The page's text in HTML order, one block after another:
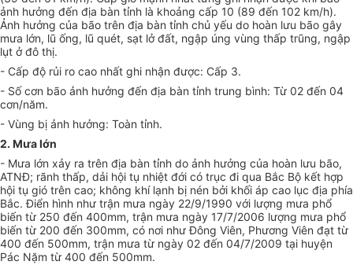
ảnh hưởng đến địa bàn tỉnh là khoảng cấp 10 (89 đến 102 km/h).
Ảnh hưởng của bão trên địa bàn tỉnh chủ yếu do hoàn lưu bão gây
mưa lớn, lũ ống, lũ quét, sạt lở đất, ngập úng vùng thấp trũng, ngập
lụt ở đô thị.
- Cấp độ rủi ro cao nhất ghi nhận được: Cấp 3.
- Số cơn bão ảnh hưởng đến địa bàn tỉnh trung bình: Từ 02 đến 04
cơn/năm.
- Vùng bị ảnh hưởng: Toàn tỉnh.
2. Mưa lớn
- Mưa lớn xảy ra trên địa bàn tỉnh do ảnh hưởng của hoàn lưu bão,
ATNĐ; rãnh thấp, dải hội tụ nhiệt đới có trục đi qua Bắc Bộ kết hợp
hội tụ gió trên cao; không khí lạnh bị nén bởi khối áp cao lục địa phía
Bắc. Điển hình như trận mưa ngày 22/9/1990 với lượng mưa phổ
biến từ 250 đến 400mm, trận mưa ngày 17/7/2006 lượng mưa phổ
biến từ 200 đến 300mm, có nơi như Đông Viên, Phương Viên đạt từ
400 đến 500mm, trận mưa từ ngày 02 đến 04/7/2009 tại huyện
Pác Nặm từ 400 đến 500mm.